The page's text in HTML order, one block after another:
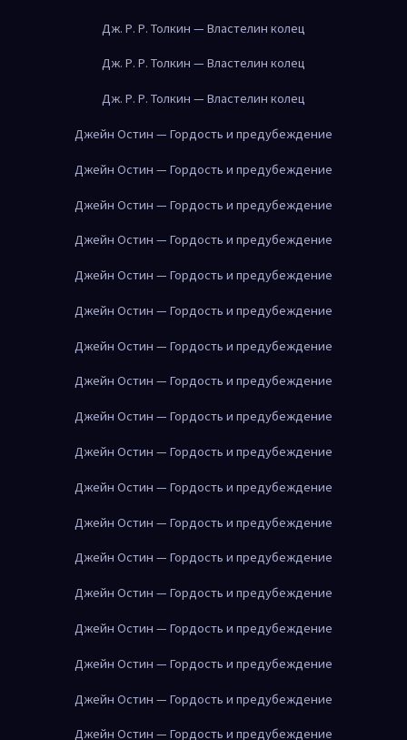
Дж. Р. Р. Толкин — Властелин колец
Дж. Р. Р. Толкин — Властелин колец
Дж. Р. Р. Толкин — Властелин колец
Джейн Остин — Гордость и предубеждение
Джейн Остин — Гордость и предубеждение
Джейн Остин — Гордость и предубеждение
Джейн Остин — Гордость и предубеждение
Джейн Остин — Гордость и предубеждение
Джейн Остин — Гордость и предубеждение
Джейн Остин — Гордость и предубеждение
Джейн Остин — Гордость и предубеждение
Джейн Остин — Гордость и предубеждение
Джейн Остин — Гордость и предубеждение
Джейн Остин — Гордость и предубеждение
Джейн Остин — Гордость и предубеждение
Джейн Остин — Гордость и предубеждение
Джейн Остин — Гордость и предубеждение
Джейн Остин — Гордость и предубеждение
Джейн Остин — Гордость и предубеждение
Джейн Остин — Гордость и предубеждение
Джейн Остин — Гордость и предубеждение